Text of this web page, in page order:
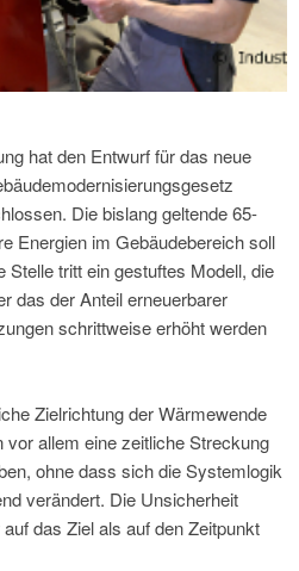
hat den Entwurf für das neue
Die bislang geltende 65-
Energien im Gebäudebereich soll
Stelle tritt ein gestuftes Modell, die
das der Anteil erneuerbarer
schrittweise erhöht werden
Zielrichtung der Wärmewende
allem eine zeitliche Streckung
ohne dass sich die Systemlogik
verändert. Die Unsicherheit
das Ziel als auf den Zeitpunkt